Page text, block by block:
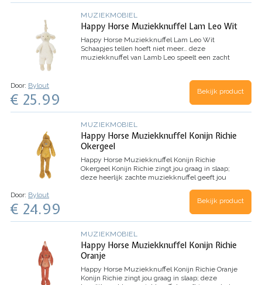
MUZIEKMOBIEL
Happy Horse Muziekknuffel Lam Leo Wit
Happy Horse Muziekknuffel Lam Leo Wit
Schaapjes tellen hoeft niet meer… deze
muziekknuffel van Lamb Leo speelt een zacht
Door: Bylout
€ 25.99 Bekijk product
MUZIEKMOBIEL
Happy Horse Muziekknuffel Konijn Richie
Okergeel
Happy Horse Muziekknuffel Konijn Richie
Okergeel Konijn Richie zingt jou graag in slaap;
deze heerlijk zachte muziekknuffel geeft jou
maar eens aan het staartje, dan zul je de mooie
Door: Bylout
€ 24.99 Bekijk product
MUZIEKMOBIEL
Happy Horse Muziekknuffel Konijn Richie
Oranje
Happy Horse Muziekknuffel Konijn Richie Oranje
Konijn Richie zingt jou graag in slaap; deze